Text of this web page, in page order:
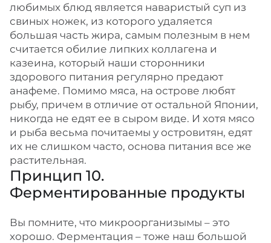
любимых блюд является наваристый суп из
свиных ножек, из которого удаляется
большая часть жира, самым полезным в нем
считается обилие липких коллагена и
казеина, который наши сторонники
здорового питания регулярно предают
анафеме. Помимо мяса, на острове любят
рыбу, причем в отличие от остальной Японии,
никогда не едят ее в сыром виде. И хотя мясо
и рыба весьма почитаемы у островитян, едят
их не слишком часто, основа питания все же
растительная.
Принцип 10.
Ферментированные продукты
Вы помните, что микроорганизымы – это
хорошо. Ферментация – тоже наш большой